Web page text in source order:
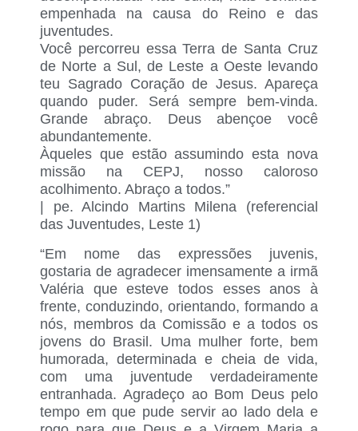
empenhada na causa do Reino e das
juventudes.
Você percorreu essa Terra de Santa Cruz
de Norte a Sul, de Leste a Oeste levando
teu Sagrado Coração de Jesus. Apareça
quando puder. Será sempre bem-vinda.
Grande abraço. Deus abençoe você
abundantemente.
Àqueles que estão assumindo esta nova
missão na CEPJ, nosso caloroso
acolhimento. Abraço a todos.”
pe. Alcindo Martins Milena (referencial
das Juventudes, Leste 1)
“Em nome das expressões juvenis,
gostaria de agradecer imensamente a irmã
Valéria que esteve todos esses anos à
frente, conduzindo, orientando, formando a
nós, membros da Comissão e a todos os
jovens do Brasil. Uma mulher forte, bem
humorada, determinada e cheia de vida,
com uma juventude verdadeiramente
entranhada. Agradeço ao Bom Deus pelo
tempo em que pude servir ao lado dela e